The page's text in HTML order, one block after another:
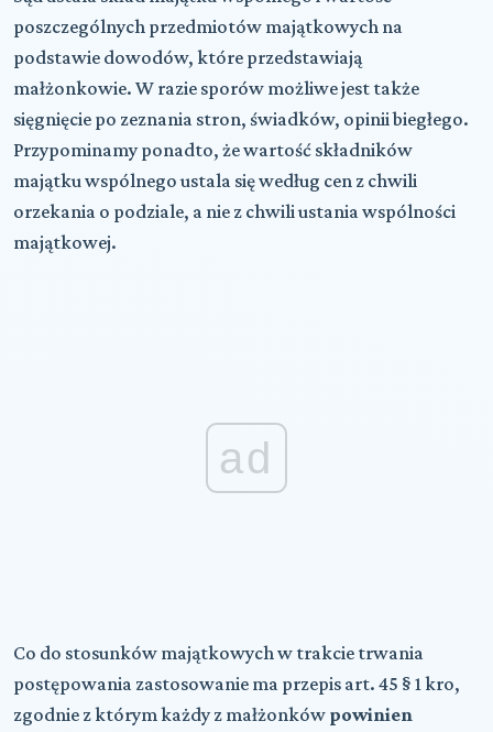
poszczególnych przedmiotów majątkowych na
podstawie dowodów, które przedstawiają
małżonkowie. W razie sporów możliwe jest także
sięgnięcie po zeznania stron, świadków, opinii biegłego.
Przypominamy ponadto, że wartość składników
majątku wspólnego ustala się według cen z chwili
orzekania o podziale, a nie z chwili ustania wspólności
majątkowej.
ad
Co do stosunków majątkowych w trakcie trwania
postępowania zastosowanie ma przepis art. 45 § 1 kro,
zgodnie z którym każdy z małżonków powinien